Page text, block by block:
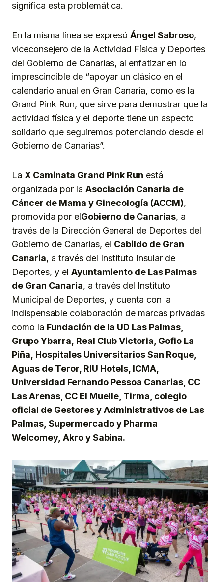
significa esta problemática.
En la misma línea se expresó Ángel Sabroso,
viceconsejero de la Actividad Física y Deportes
del Gobierno de Canarias, al enfatizar en lo
imprescindible de “apoyar un clásico en el
calendario anual en Gran Canaria, como es la
Grand Pink Run, que sirve para demostrar que la
actividad física y el deporte tiene un aspecto
solidario que seguiremos potenciando desde el
Gobierno de Canarias”.
La X Caminata Grand Pink Run está
organizada por la Asociación Canaria de
Cáncer de Mama y Ginecología (ACCM),
promovida por elGobierno de Canarias, a
través de la Dirección General de Deportes del
Gobierno de Canarias, el Cabildo de Gran
Canaria, a través del Instituto Insular de
Deportes, y el Ayuntamiento de Las Palmas
de Gran Canaria, a través del Instituto
Municipal de Deportes, y cuenta con la
indispensable colaboración de marcas privadas
como la Fundación de la UD Las Palmas,
Grupo Ybarra, Real Club Victoria, Gofio La
Piña, Hospitales Universitarios San Roque,
Aguas de Teror, RIU Hotels, ICMA,
Universidad Fernando Pessoa Canarias, CC
Las Arenas, CC El Muelle, Tirma, colegio
oficial de Gestores y Administrativos de Las
Palmas, Supermercado y Pharma
Welcomey, AkroySabina.